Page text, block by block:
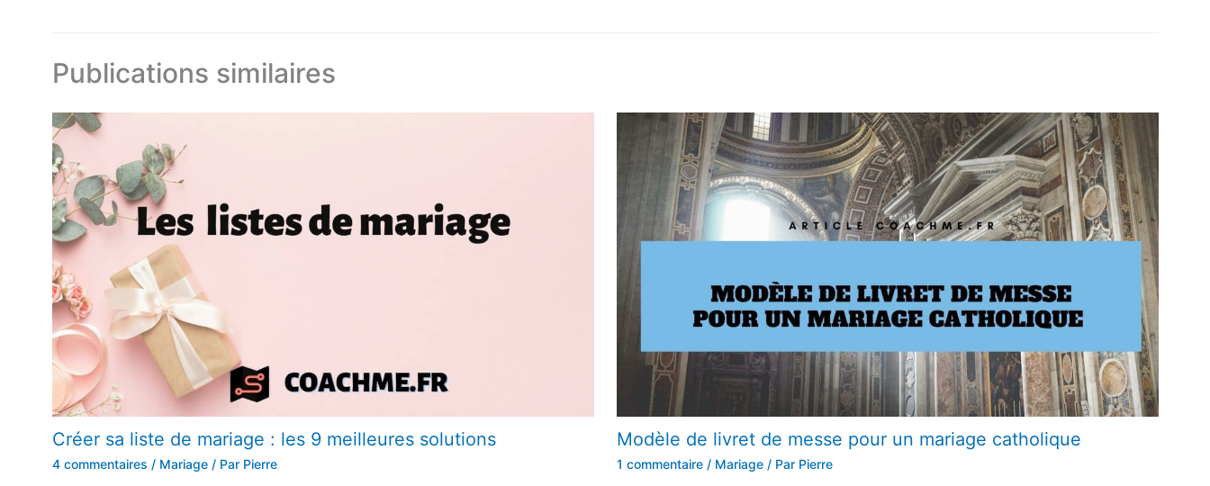
Publications similaires
Créer sa liste de mariage : les 9 meilleures solutions
4 commentaires / Mariage/ Par Pierre
Modèle de livret de messe pour un mariage catholique
1 commentaire / Mariage/ Par Pierre